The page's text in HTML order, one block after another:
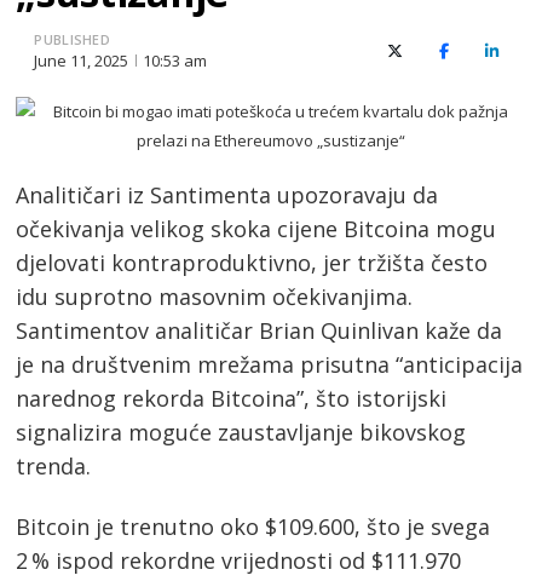
PUBLISHED
June 11, 2025 10:53 am X (Twitter)Facebook
Analitičari iz Santimenta upozoravaju da
očekivanja velikog skoka cijene Bitcoina mogu
djelovati kontraproduktivno, jer tržišta često
idu suprotno masovnim očekivanjima.
Santimentov analitičar Brian Quinlivan kaže da
je na društvenim mrežama prisutna “anticipacija
narednog rekorda Bitcoina”, što istorijski
signalizira moguće zaustavljanje bikovskog
trenda.
Bitcoin je trenutno oko $109.600, što je svega
2 % ispod rekordne vrijednosti od $111.970